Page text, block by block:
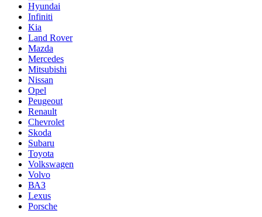
Hyundai
Infiniti
Kia
Land Rover
Mazda
Mercedes
Mitsubishi
Nissan
Opel
Peugeout
Renault
Chevrolet
Skoda
Subaru
Toyota
Volkswagen
Volvo
ВАЗ
Lexus
Porsche